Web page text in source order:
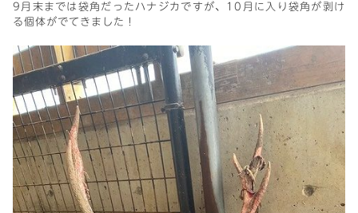
9月末までは袋角だったハナジカですが、10月に入り袋角が剥け
る個体がでてきました！